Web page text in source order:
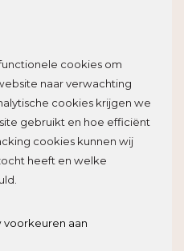
Zo beïnvloed je de
een traprenovatie?
cookies om
naar verwachting
cookies krijgen we
gebruikt en hoe efficiënt
cookies kunnen wij
heeft en welke
voorkeuren aan